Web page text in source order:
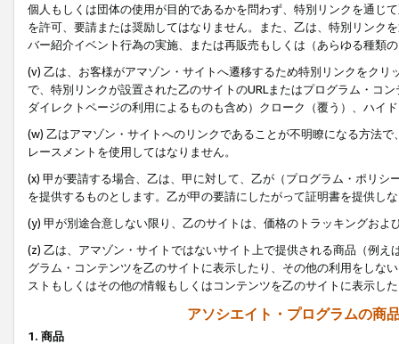
個人もしくは団体の使用が目的であるかを問わず、特別リンクを通じ
を許可、要請または奨励してはなりません。また、乙は、特別リンク
バー紹介イベント行為の実施、または再販売もしくは（あらゆる種類
(v) 乙は、お客様がアマゾン・サイトへ遷移するため特別リンクをク
で、特別リンクが設置された乙のサイトのURLまたはプログラム・コ
ダイレクトページの利用によるものも含め）クローク（覆う）、ハイ
(w) 乙はアマゾン・サイトへのリンクであることが不明瞭になる方法
レースメントを使用してはなりません。
(x) 甲が要請する場合、乙は、甲に対して、乙が（プログラム・ポリ
を提供するものとします。乙が甲の要請にしたがって証明書を提供し
(y) 甲が別途合意しない限り、乙のサイトは、価格のトラッキングお
(z) 乙は、アマゾン・サイトではないサイト上で提供される商品（例
グラム・コンテンツを乙のサイトに表示したり、その他の利用をしな
ストもしくはその他の情報もしくはコンテンツを乙のサイトに表示し
アソシエイト・プログラムの商
1. 商品